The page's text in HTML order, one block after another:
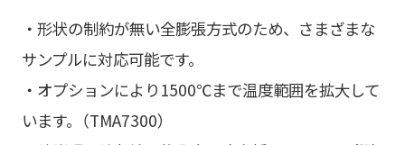
・形状の制約が無い全膨張方式のため、さまざまな
サンプルに対応可能です。
・オプションにより1500℃まで温度範囲を拡大して
います。（TMA7300）